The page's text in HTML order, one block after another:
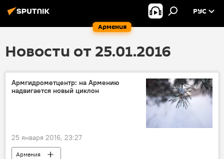
Армения
РУС
Новости от 25.01.2016
Армгидрометцентр: на Армению
надвигается новый циклон
25 января 2016, 23:27
Армения